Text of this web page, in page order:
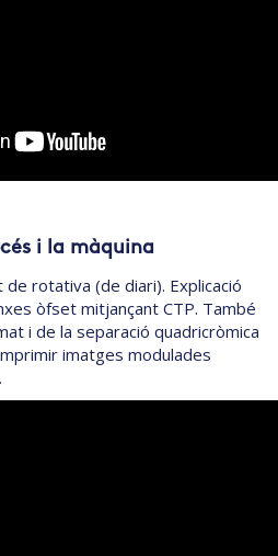
i la màquina
rotativa (de diari). Explicació
òfset mitjançant CTP. També
i de la separació quadricròmica
imatges modulades